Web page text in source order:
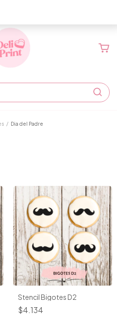
hasta 6 días hábiles
/ Dia del Padre
Stencil Bigotes D2
$4.134